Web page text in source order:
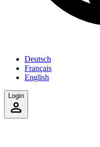
Deutsch
Français
English
Login